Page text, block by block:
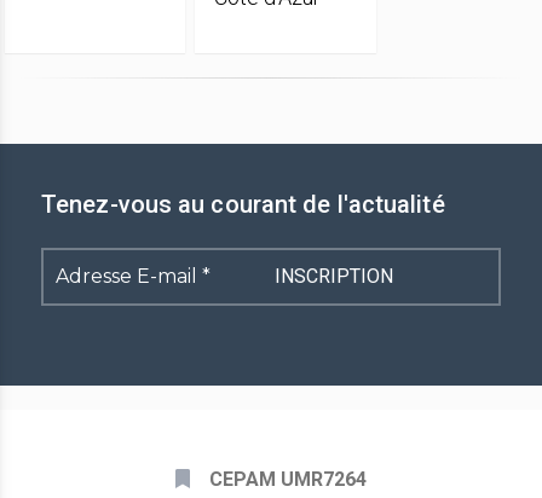
Tenez-vous au courant de l'actualité
Adresse
E-
CEPAM UMR7264